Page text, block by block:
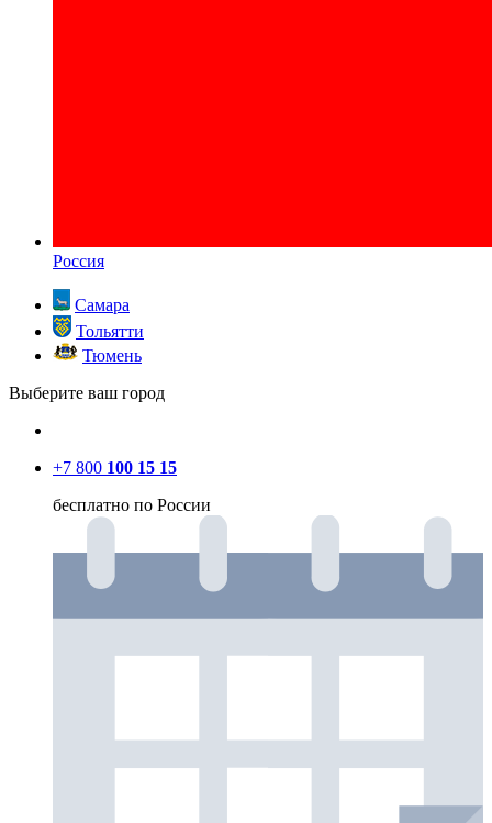
Россия
Самара
Тольятти
Тюмень
Выберите ваш город
+7 800 100 15 15
бесплатно по России